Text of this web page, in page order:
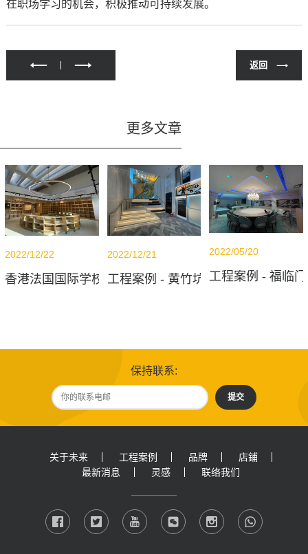
在职场学习的机会，积极推动可持续发展。
返回
更多文章
香港法国国际学校 - 图书馆
2022/12/22
工程案例 - 黄竹坑办公室大堂
2022/12/21
工程案例 - 福临门
2022/05/20
保持联系:
提交
关于未来 工程案例 品牌
店鋪
最新消息
灵感 联络我们